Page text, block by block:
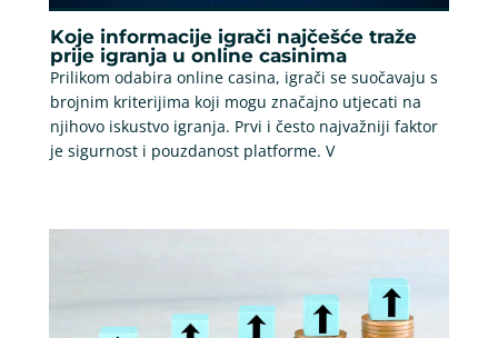
Koje informacije igrači najčešće traže
prije igranja u online casinima
Prilikom odabira online casina, igrači se suočavaju s
brojnim kriterijima koji mogu značajno utjecati na
njihovo iskustvo igranja. Prvi i često najvažniji faktor
je sigurnost i pouzdanost platforme. V